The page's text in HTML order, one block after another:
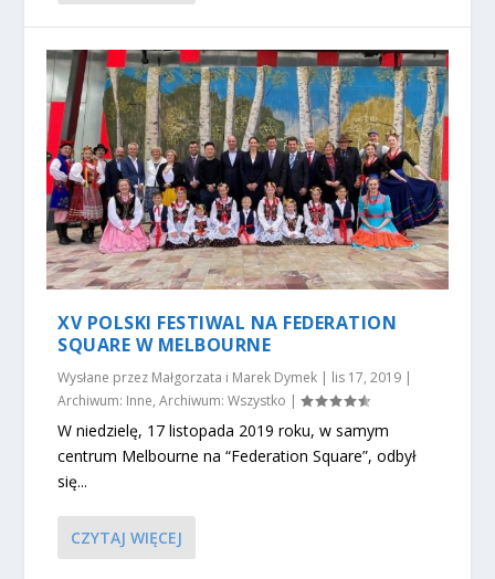
XV POLSKI FESTIWAL NA FEDERATION
SQUARE W MELBOURNE
Wysłane przez Małgorzata i Marek Dymek | lis 17, 2019 |
Archiwum: Inne,Archiwum: Wszystko |
W niedzielę, 17 listopada 2019 roku, w samym
centrum Melbourne na “Federation Square”, odbył
się...
CZYTAJ WIĘCEJ